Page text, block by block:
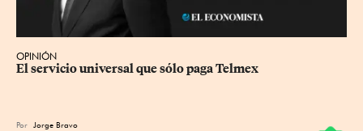
OPINIÓN
El servicio universal que sólo paga Telmex
Por Jorge Bravo